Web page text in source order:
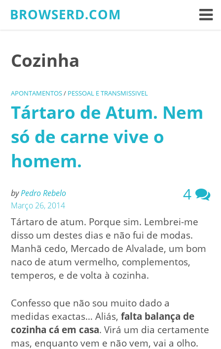
BROWSERD.COM
Cozinha
APONTAMENTOS/ PESSOAL E TRANSMISSIVEL
Tártaro de Atum. Nem
só de carne vive o
homem.
byPedro Rebelo
Março 26, 2014
4
Tártaro de atum. Porque sim. Lembrei-me
disso um destes dias e não fui de modas.
Manhã cedo, Mercado de Alvalade, um bom
naco de atum vermelho, complementos,
temperos, e de volta à cozinha.
Confesso que não sou muito dado a
medidas exactas… Aliás,falta balança de
cozinha cá em casa. Virá um dia certamente
mas, enquanto vem e não vem, vai a olho.